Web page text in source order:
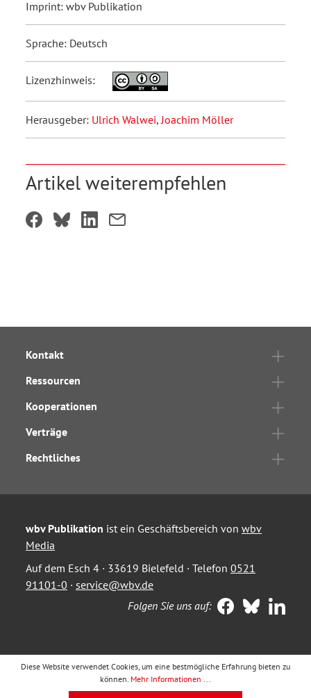
Imprint: wbv Publikation
Sprache: Deutsch
Lizenzhinweis:
Herausgeber: Ulrich Walwei, Joachim Möller
Artikel weiterempfehlen
Kontakt
Ressourcen
Kooperationen
Verträge
Rechtliches
wbv Publikation ist ein Geschäftsbereich von wbv
Media
Auf dem Esch 4 · 33619 Bielefeld · Telefon 0521
91101-0 · service@wbv.de
Folgen Sie uns auf:
Diese Website verwendet Cookies, um eine bestmögliche Erfahrung bieten zu
können. Mehr Informationen ...